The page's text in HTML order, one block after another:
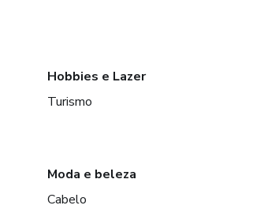
Hobbies e Lazer
Turismo
Moda e beleza
Cabelo